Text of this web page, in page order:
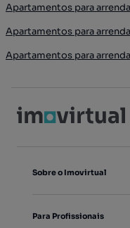
Apartamentos para
Apartamentos para
Apartamentos para
Sobre o Imovirtual
Para Profissionais